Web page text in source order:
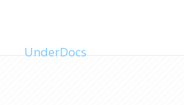
UnderDocs